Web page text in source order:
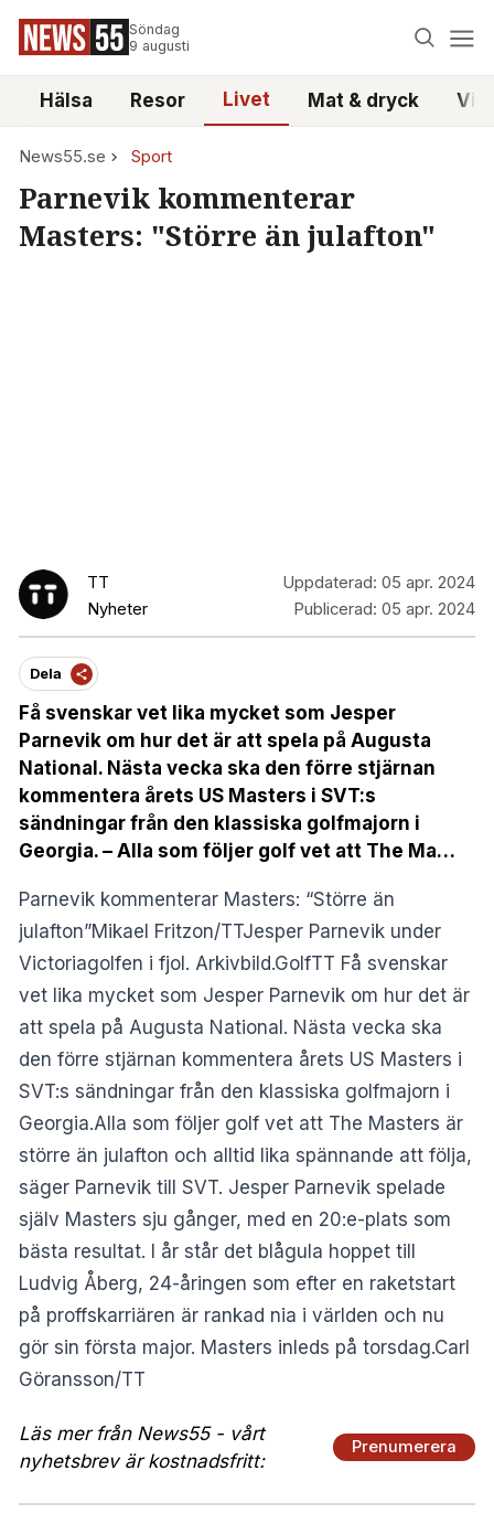
Söndag
9 augusti
Hälsa Resor Livet Mat & dryck
News55.se Sport
Parnevik kommenterar
Masters: "Större än julafton"
TT
Nyheter
Uppdaterad: 05 apr. 2024
Publicerad: 05 apr. 2024
Dela
Få svenskar vet lika mycket som Jesper
Parnevik om hur det är att spela på Augusta
National. Nästa vecka ska den förre stjärnan
kommentera årets US Masters i SVT:s
sändningar från den klassiska golfmajorn i
Georgia. – Alla som följer golf vet att The Ma…
Parnevik kommenterar Masters: “Större än
julafton”Mikael Fritzon/TTJesper Parnevik under
Victoriagolfen i fjol. Arkivbild.GolfTT Få svenskar
vet lika mycket som Jesper Parnevik om hur det är
att spela på Augusta National. Nästa vecka ska
den förre stjärnan kommentera årets US Masters i
SVT:s sändningar från den klassiska golfmajorn i
Georgia.Alla som följer golf vet att The Masters är
större än julafton och alltid lika spännande att följa,
säger Parnevik till SVT. Jesper Parnevik spelade
själv Masters sju gånger, med en 20:e-plats som
bästa resultat. I år står det blågula hoppet till
Ludvig Åberg, 24-åringen som efter en raketstart
på proffskarriären är rankad nia i världen och nu
gör sin första major. Masters inleds på torsdag.Carl
Göransson/TT
Läs mer från News55 - vårt
nyhetsbrev är kostnadsfritt:
Prenumerera